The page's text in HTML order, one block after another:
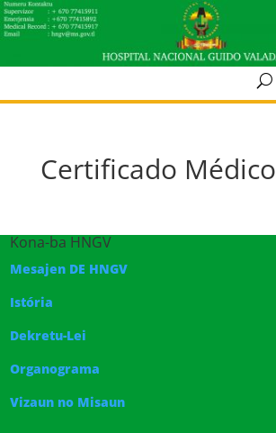
Certificado Médico
Kona-ba HNGV
Mesajen DE HNGV
Istória
Dekretu-Lei
Organograma
Vizaun no Misaun